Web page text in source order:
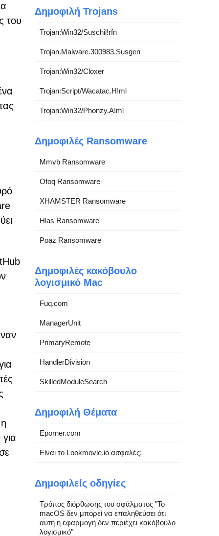
του
Δημοφιλή Trojans
Trojan:Win32/Suschil!rfn
Trojan.Malware.300983.Susgen
Trojan:Win32/Cloxer
Trojan:Script/Wacatac.H!ml
Trojan:Win32/Phonzy.A!ml
Δημοφιλές Ransomware
Mmvb Ransomware
Ofoq Ransomware
XHAMSTER Ransomware
Hlas Ransomware
Poaz Ransomware
Δημοφιλές κακόβουλο
λογισμικό Mac
Fuq.com
ManagerUnit
PrimaryRemote
HandlerDivision
SkilledModuleSearch
Δημοφιλή Θέματα
Eporner.com
Είναι το Lookmovie.io ασφαλές;
Δημοφιλείς οδηγίες
Τρόπος διόρθωσης του σφάλματος "Το
macOS δεν μπορεί να επαληθεύσει ότι
αυτή η εφαρμογή δεν περιέχει κακόβουλο
λογισμικό"